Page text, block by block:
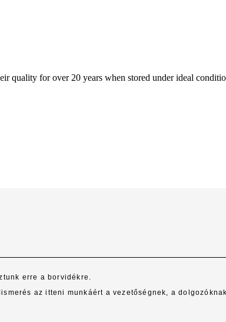
quality for over 20 years when stored under ideal
erre a borvidékre.
az itteni munkáért a vezetőségnek, a